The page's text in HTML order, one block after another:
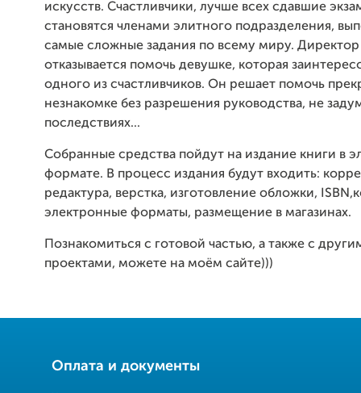
искусств. Счастливчики, лучше всех сдавшие
становятся членами элитного подразделения,
самые сложные задания по всему миру.
отказывается помочь девушке, которая
одного из счастливчиков. Он решает помочь
незнакомке без разрешения руководства, не
последствиях...
Собранные средства пойдут на издание книги в
формате. В процесс издания будут входить:
редактура, верстка, изготовление обложки,
электронные форматы, размещение в магазинах.
Познакомиться с готовой частью, а также с
проектами, можете на моём сайте)))
Оплата и документы